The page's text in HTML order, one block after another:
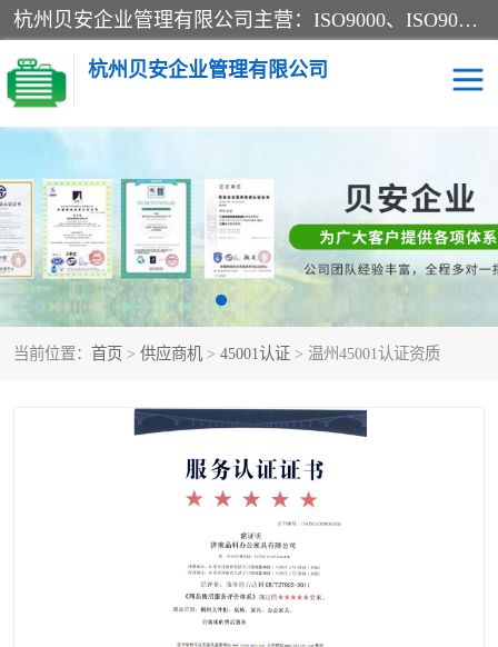
杭州贝安企业管理有限公司主营：ISO9000、ISO9000认证、ISO9001认证、ISO14000认证、ISO14001认证等系列企业认证服务。
杭州贝安企业管理有限公司
当前位置： 首页 > 供应商机 > 45001认证 > 温州45001认证资质
CE认证 ISO13485认证
SA认证 CCC认证
OHSAS18001认证
45001认证